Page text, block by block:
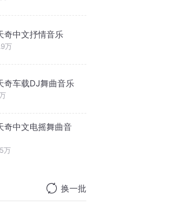
奇中文抒情音乐
万
奇车载DJ舞曲音乐
奇中文电摇舞曲音
万
换一批